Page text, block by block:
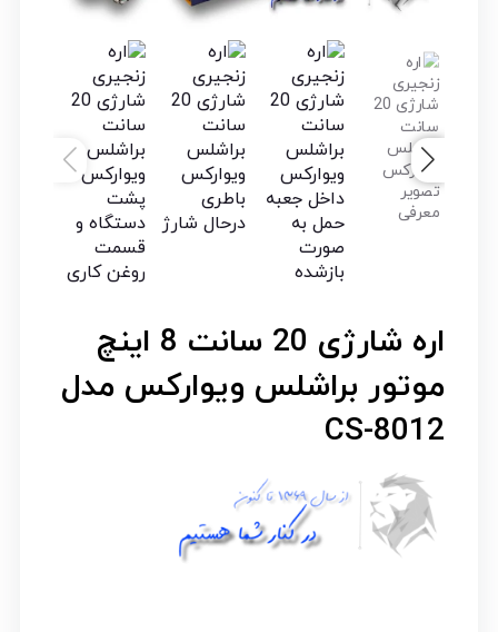
اره شارژی 20 سانت 8 اینچ
موتور براشلس ویوارکس مدل
CS-8012